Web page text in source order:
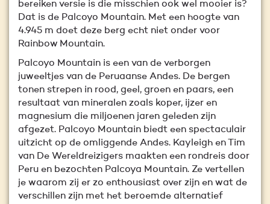
bereiken versie is die misschien ook wel mooier is?
Dat is de Palcoyo Mountain. Met een hoogte van
4.945 m doet deze berg echt niet onder voor
Rainbow Mountain.
Palcoyo Mountain is een van de verborgen
juweeltjes van de Peruaanse Andes. De bergen
tonen strepen in rood, geel, groen en paars, een
resultaat van mineralen zoals koper, ijzer en
magnesium die miljoenen jaren geleden zijn
afgezet. Palcoyo Mountain biedt een spectaculair
uitzicht op de omliggende Andes. Kayleigh en Tim
van De Wereldreizigers maakten een rondreis door
Peru en bezochten Palcoya Mountain. Ze vertellen
je waarom zij er zo enthousiast over zijn en wat de
verschillen zijn met het beroemde alternatief